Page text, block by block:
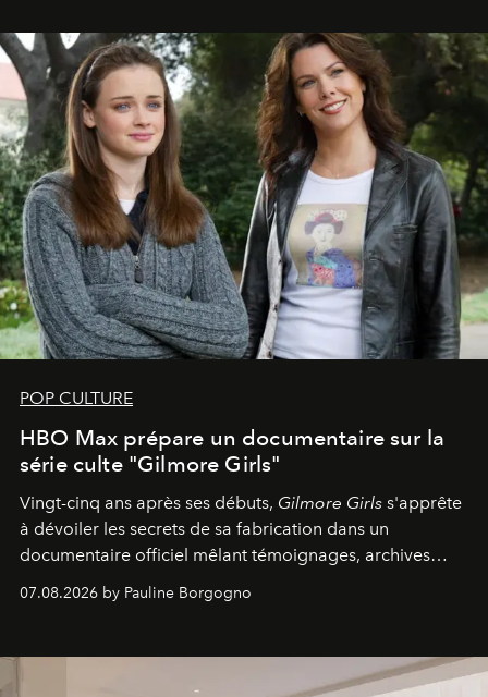
POP CULTURE
HBO Max prépare un documentaire sur la
série culte "Gilmore Girls"
Vingt-cinq ans après ses débuts, Gilmore Girls s'apprête
à dévoiler les secrets de sa fabrication dans un
documentaire officiel mêlant témoignages, archives
générationnel.
07.08.2026 by Pauline Borgogno